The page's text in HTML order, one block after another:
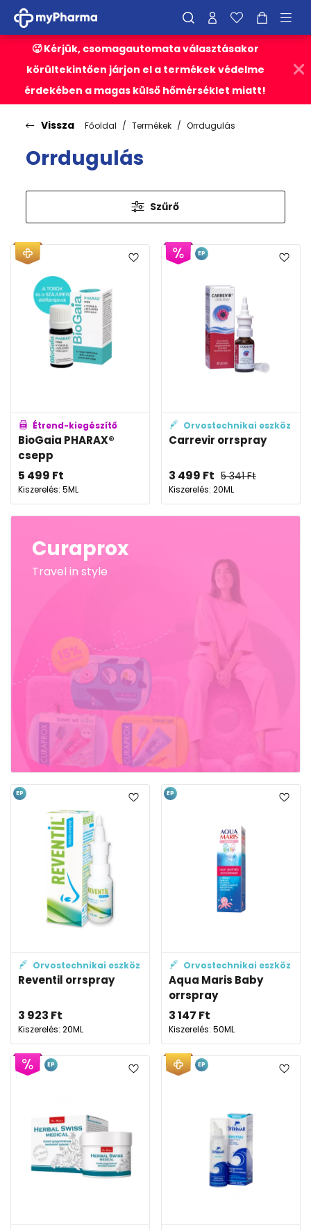
🥵 Kérjük, csomagautomata választásakor
körültekintően járjon el a termékek védelme
érdekében a magas külső hőmérséklet miatt!
Vissza Főoldal Termékek Orrdugulás
Orrdugulás
Szűrő
Étrend-kiegészítő
BioGaia PHARAX®
csepp
5 499 Ft
Kiszerelés: 5ML
Orvostechnikai eszköz
Carrevir orrspray
3 499 Ft 5 341Ft
Kiszerelés: 20ML
EP
Curaprox
Travel in style
Orvostechnikai eszköz
Reventil orrspray
3 923 Ft
Kiszerelés: 20ML
EP
Orvostechnikai eszköz
Aqua Maris Baby
orrspray
3 147 Ft
Kiszerelés: 50ML
EP
EP EP